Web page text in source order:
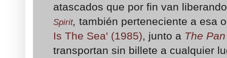
atascados que por fin van
Spirit, también perteneciente a esa
Is The Sea' (1985), junto a The
transportan sin billete a cualquier